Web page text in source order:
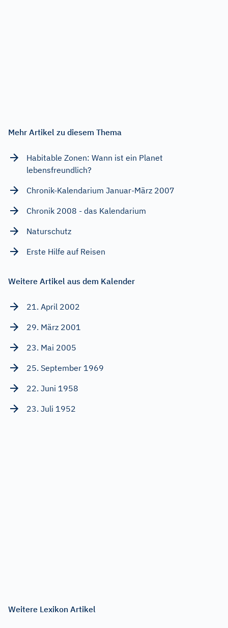
Mehr Artikel zu diesem Thema
Habitable Zonen: Wann ist ein Planet
lebensfreundlich?
Chronik-Kalendarium Januar-März 2007
Chronik 2008 - das Kalendarium
Naturschutz
Erste Hilfe auf Reisen
Weitere Artikel aus dem Kalender
21. April 2002
29. März 2001
23. Mai 2005
25. September 1969
22. Juni 1958
23. Juli 1952
Weitere Lexikon Artikel